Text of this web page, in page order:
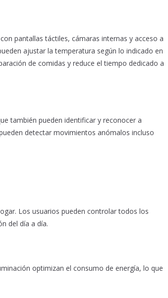
pantallas táctiles, cámaras internas y acceso a
ajustar la temperatura según lo indicado en
de comidas y reduce el tiempo dedicado a
también pueden identificar y reconocer a
detectar movimientos anómalos incluso
Los usuarios pueden controlar todos los
del día a día.
optimizan el consumo de energía, lo que